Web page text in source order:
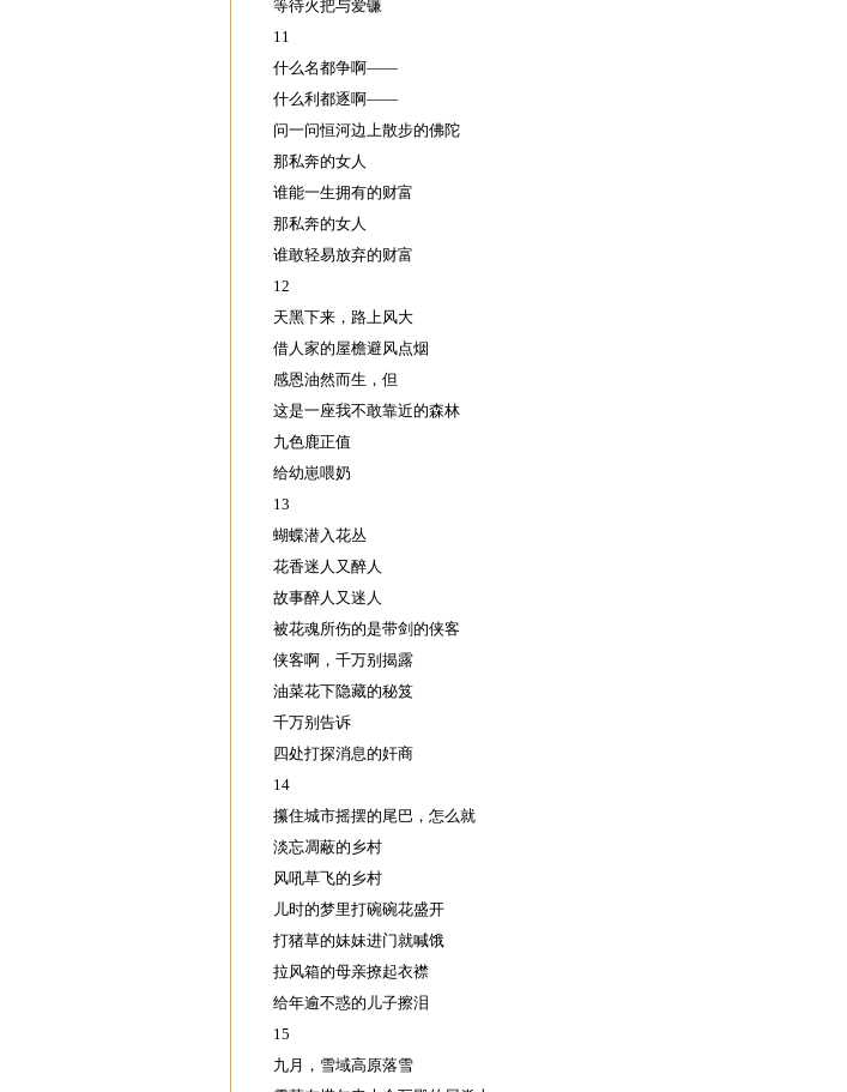
等待火把与爱镰
11
什么名都争啊——
什么利都逐啊——
问一问恒河边上散步的佛陀
那私奔的女人
谁能一生拥有的财富
那私奔的女人
谁敢轻易放弃的财富
12
天黑下来，路上风大
借人家的屋檐避风点烟
感恩油然而生，但
这是一座我不敢靠近的森林
九色鹿正值
给幼崽喂奶
13
蝴蝶潜入花丛
花香迷人又醉人
故事醉人又迷人
被花魂所伤的是带剑的侠客
侠客啊，千万别揭露
油菜花下隐藏的秘笈
千万别告诉
四处打探消息的奸商
14
攥住城市摇摆的尾巴，怎么就
淡忘凋蔽的乡村
风吼草飞的乡村
儿时的梦里打碗碗花盛开
打猪草的妹妹进门就喊饿
拉风箱的母亲撩起衣襟
给年逾不惑的儿子擦泪
15
九月，雪域高原落雪